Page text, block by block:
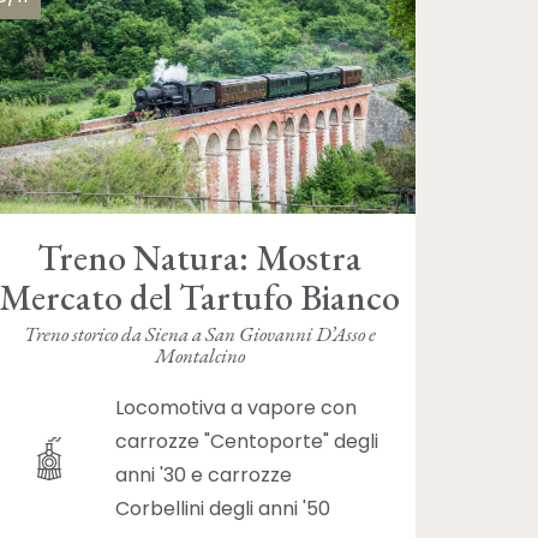
Treno Natura: Mostra
Mercato del Tartufo Bianco
Treno storico da Siena a San Giovanni D’Asso e
Montalcino
Locomotiva a vapore con
carrozze "Centoporte" degli
anni '30 e carrozze
Corbellini degli anni '50